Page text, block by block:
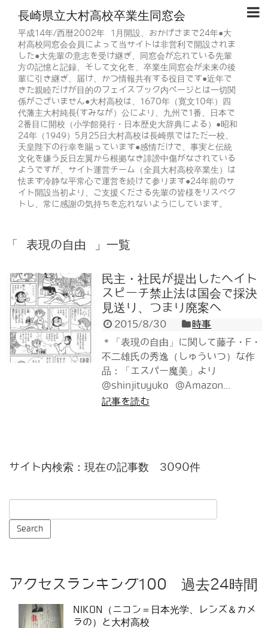
長崎県立大村高校卒業生同窓会
平成14年/西暦2002年 1月開設、おかげさまで24年●大
村高校同窓会会員によって当サイトは非営利で開設されま
した●大先輩の意志を受け継ぎ、同窓会が忘れている先輩
方の記憶と記録、そして文化を、卒業生同窓会が未来の後
輩に引き継ぎ、届け、かつ情報共有する役目です●近年で
きた親睦だけが目的のフェイスブック内ページとは一切関
係がございません●大村高校は、1670年（寛文10年）四
代藩主大村純長(すみなが）公により、九州で1番、日本で
2番目に開校（小学館発行・日本歴史大辞典による）●昭和
24年（1949）5月25日大村高校は長崎県ではただ一校、
天皇陛下の行幸を賜っています●感情だけで、事実と伝統
文化を嫌う反日左翼から根拠なき誹謗中傷がなされている
ようですが、サイト運営チーム（全員大村高校卒業生）は
怯まず冷静な平常心で運営を続けて参ります●24年前のサ
イト開設当初より、ご支援くださる先輩の皆様をリスペク
トし、常に感謝の気持ちを忘れないようにしています。
「 表現の自由 」一覧
民主・社民が提出したヘイト
スピーチ禁止法は国会で採決
見送り、つまり廃案へ
2015/8/30
時事
＊「表現の自由」に関して藤子・F・
不二雄氏の秀逸（しゅういつ）な作
品：「エスパー魔美」より
@shinjituyuko @Amazon...
記事を読む
サイト内検索：現在の記事数 3090件
アクセスランキング100 過去24時間
NIKON（ニコン＝日本光学、レンズ＆カメ
ラの）と大村高校